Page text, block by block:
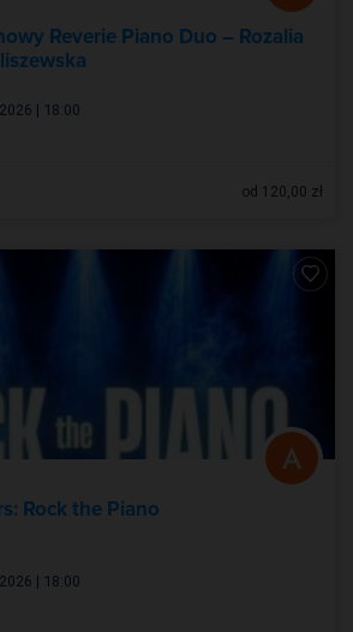
Reverie Piano Duo – Rozalia
| 18:00
od 120,00 zł
Rock the Piano
| 18:00